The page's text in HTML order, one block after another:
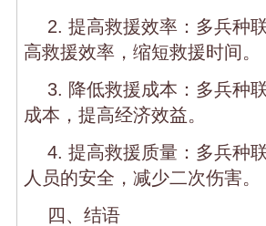
2. 提高救援效率：多兵种
高救援效率，缩短救援时间。
3. 降低救援成本：多兵种
成本，提高经济效益。
4. 提高救援质量：多兵种
人员的安全，减少二次伤害。
四、结语